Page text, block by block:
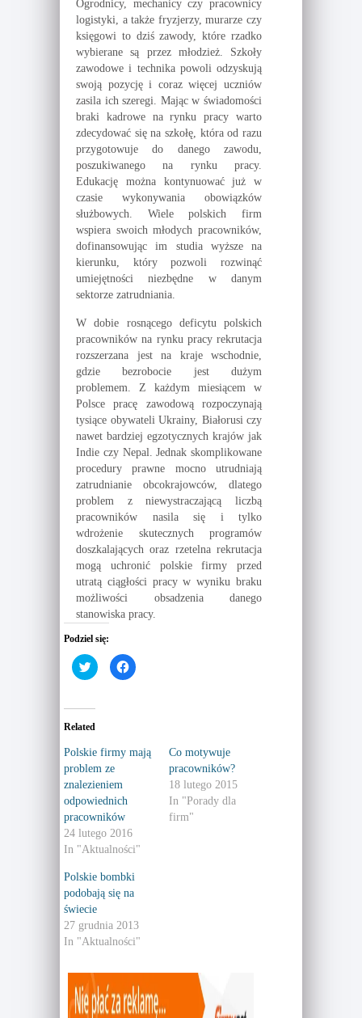
Ogrodnicy, mechanicy czy pracownicy
logistyki, a także fryzjerzy, murarze czy
księgowi to dziś zawody, które rzadko
wybierane są przez młodzież. Szkoły
zawodowe i technika powoli odzyskują
swoją pozycję i coraz więcej uczniów
zasila ich szeregi. Mając w świadomości
braki kadrowe na rynku pracy warto
zdecydować się na szkołę, która od razu
przygotowuje do danego zawodu,
poszukiwanego na rynku pracy.
Edukację można kontynuować już w
czasie wykonywania obowiązków
służbowych. Wiele polskich firm
wspiera swoich młodych pracowników,
dofinansowując im studia wyższe na
kierunku, który pozwoli rozwinąć
umiejętności niezbędne w danym
sektorze zatrudniania.
W dobie rosnącego deficytu polskich
pracowników na rynku pracy rekrutacja
rozszerzana jest na kraje wschodnie,
gdzie bezrobocie jest dużym
problemem. Z każdym miesiącem w
Polsce pracę zawodową rozpoczynają
tysiące obywateli Ukrainy, Białorusi czy
nawet bardziej egzotycznych krajów jak
Indie czy Nepal. Jednak skomplikowane
procedury prawne mocno utrudniają
zatrudnianie obcokrajowców, dlatego
problem z niewystraczającą liczbą
pracowników nasila się i tylko
wdrożenie skutecznych programów
doszkalających oraz rzetelna rekrutacja
mogą uchronić polskie firmy przed
utratą ciągłości pracy w wyniku braku
możliwości obsadzenia danego
stanowiska pracy.
Podziel się:
C
l
t
o
s
a
e
o
n
T
i
t
t
e
O
e
n
s
i
n
n
w
i
n
d
o
C
l
a
e
b
o
(
p
s
n
w
w
i
n
d
Related
Polskie firmy mają
problem ze
znalezieniem
odpowiednich
pracowników
24 lutego 2016
In "Aktualności"
Co motywuje
pracowników?
18 lutego 2015
In "Porady dla
firm"
Polskie bombki
podobają się na
świecie
27 grudnia 2013
In "Aktualności"